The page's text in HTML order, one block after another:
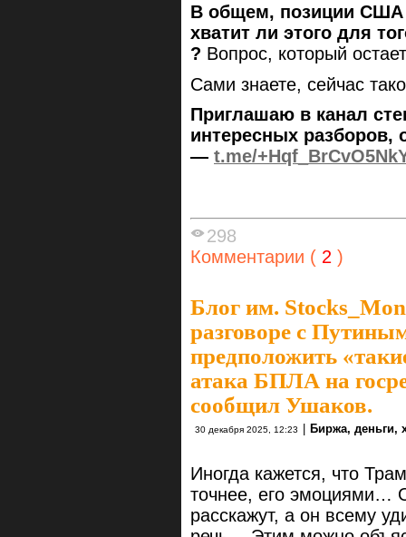
В общем, позиции США
хватит ли этого для
? Вопрос, который
Сами знаете, сейчас
Приглашаю в канал
интересных разборов,
— t.me/
298
Комментарии ( 2 )
Блог им.
разговоре с
предположить
атака БПЛА на
сообщил Ушаков.
30 декабря 2025, 12:23 Биржа, деньги,
Иногда кажется, что
точнее, его эмоциями…
расскажут, а он всему